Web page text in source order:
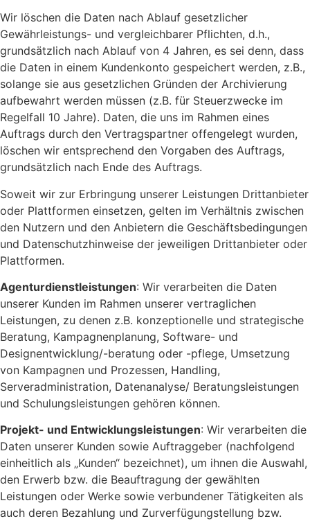
Wir löschen die Daten nach Ablauf gesetzlicher
Gewährleistungs- und vergleichbarer Pflichten, d.h.,
grundsätzlich nach Ablauf von 4 Jahren, es sei denn, dass
die Daten in einem Kundenkonto gespeichert werden, z.B.,
solange sie aus gesetzlichen Gründen der Archivierung
aufbewahrt werden müssen (z.B. für Steuerzwecke im
Regelfall 10 Jahre). Daten, die uns im Rahmen eines
Auftrags durch den Vertragspartner offengelegt wurden,
löschen wir entsprechend den Vorgaben des Auftrags,
grundsätzlich nach Ende des Auftrags.
Soweit wir zur Erbringung unserer Leistungen Drittanbieter
oder Plattformen einsetzen, gelten im Verhältnis zwischen
den Nutzern und den Anbietern die Geschäftsbedingungen
und Datenschutzhinweise der jeweiligen Drittanbieter oder
Plattformen.
Agenturdienstleistungen: Wir verarbeiten die Daten
unserer Kunden im Rahmen unserer vertraglichen
Leistungen, zu denen z.B. konzeptionelle und strategische
Beratung, Kampagnenplanung, Software- und
Designentwicklung/-beratung oder -pflege, Umsetzung
von Kampagnen und Prozessen, Handling,
Serveradministration, Datenanalyse/ Beratungsleistungen
und Schulungsleistungen gehören können.
Projekt- und Entwicklungsleistungen: Wir verarbeiten die
Daten unserer Kunden sowie Auftraggeber (nachfolgend
einheitlich als „Kunden“ bezeichnet), um ihnen die Auswahl,
den Erwerb bzw. die Beauftragung der gewählten
Leistungen oder Werke sowie verbundener Tätigkeiten als
auch deren Bezahlung und Zurverfügungstellung bzw.